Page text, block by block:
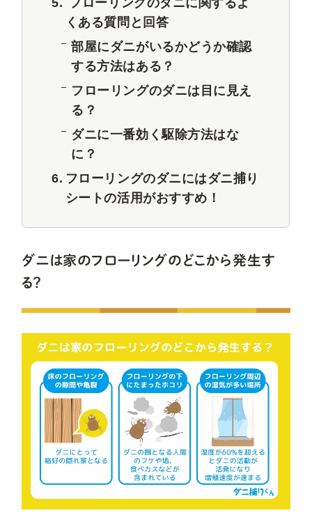
フローリングのダニに関するよ
くある質問と回答
部屋にダニがいるかどうか確認
する方法はある？
フローリングのダニは目に見え
る？
ダニに一番効く駆除方法はな
に？
フローリングのダニにはダニ捕り
シートの活用がおすすめ！
ダニは家のフローリングのどこから発生す
る？